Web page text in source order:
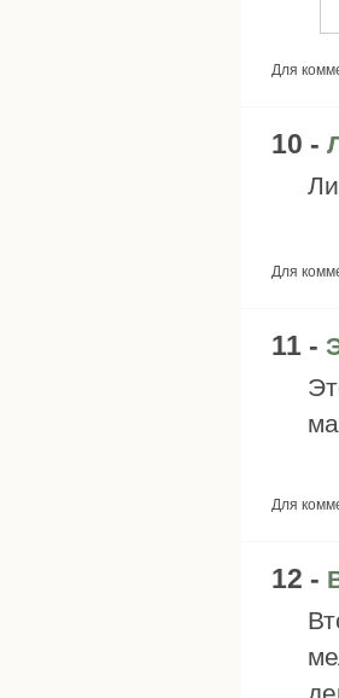
Для
10 -
Для
11 -
Для
12 -